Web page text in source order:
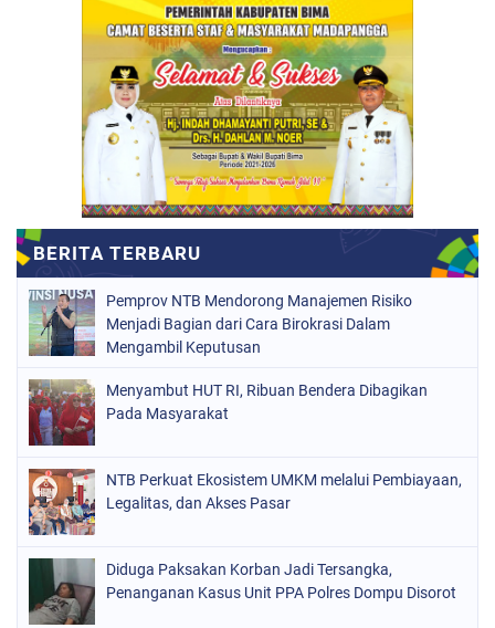
Pemprov NTB Mendorong Manajemen Risiko
Menjadi Bagian dari Cara Birokrasi Dalam
Mengambil Keputusan
Menyambut HUT RI, Ribuan Bendera Dibagikan
Pada Masyarakat
NTB Perkuat Ekosistem UMKM melalui Pembiayaan,
Legalitas, dan Akses Pasar
Diduga Paksakan Korban Jadi Tersangka,
Penanganan Kasus Unit PPA Polres Dompu Disorot